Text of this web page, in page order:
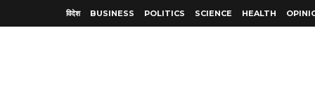
विदेश BUSINESS POLITICS SCIENCE HEALTH